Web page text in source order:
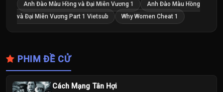
Anh Đào Màu Hồng và Đại Miên Vương 1
Anh Đào Màu Hồng
và Đại Miên Vương Part 1 Vietsub
Why Women Cheat 1
PHIM ĐỀ CỬ
Cách Mạng Tân Hợi